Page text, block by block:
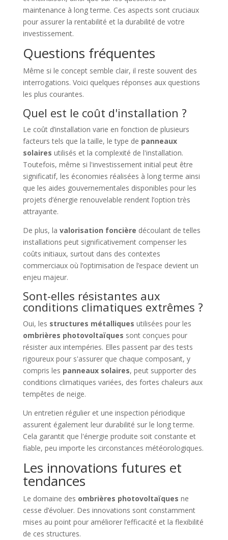
maintenance à long terme. Ces aspects sont cruciaux
pour assurer la rentabilité et la durabilité de votre
investissement.
Questions fréquentes
Même si le concept semble clair, il reste souvent des
interrogations. Voici quelques réponses aux questions
les plus courantes.
Quel est le coût d'installation ?
Le coût d’installation varie en fonction de plusieurs
facteurs tels que la taille, le type de panneaux
solaires utilisés et la complexité de l'installation.
Toutefois, même si l'investissement initial peut être
significatif, les économies réalisées à long terme ainsi
que les aides gouvernementales disponibles pour les
projets d’énergie renouvelable rendent l’option très
attrayante.
De plus, la valorisation foncière découlant de telles
installations peut significativement compenser les
coûts initiaux, surtout dans des contextes
commerciaux où l’optimisation de l’espace devient un
enjeu majeur.
Sont-elles résistantes aux
conditions climatiques extrêmes ?
Oui, les structures métalliques utilisées pour les
ombrières photovoltaïques sont conçues pour
résister aux intempéries. Elles passent par des tests
rigoureux pour s'assurer que chaque composant, y
compris les panneaux solaires, peut supporter des
conditions climatiques variées, des fortes chaleurs aux
tempêtes de neige.
Un entretien régulier et une inspection périodique
assurent également leur durabilité sur le long terme.
Cela garantit que l'énergie produite soit constante et
fiable, peu importe les circonstances météorologiques.
Les innovations futures et
tendances
Le domaine des ombrières photovoltaïques ne
cesse d’évoluer. Des innovations sont constamment
mises au point pour améliorer l’efficacité et la flexibilité
de ces structures.